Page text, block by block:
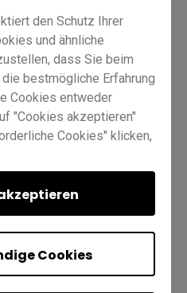
den Schutz Ihrer
und ähnliche
dass Sie beim
bestmögliche Erfahrung
Cookies entweder
"Cookies akzeptieren"
Cookies" klicken,
Cookie-Einstellungen
Informationen
.
Cookies
Lehrkraft IT
Nein